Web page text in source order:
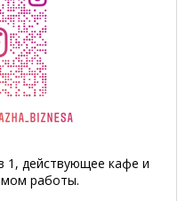
1, действующее кафе и
работы.